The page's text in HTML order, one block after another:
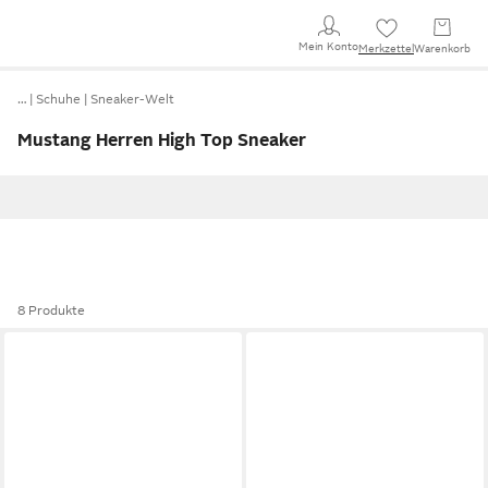
Mein KontoMerkzettel Warenkorb
… Schuhe Sneaker-Welt
Mustang Herren High Top Sneaker
8 Produkte